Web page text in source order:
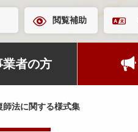
閲覧補助
業者の方
法に関する様式集